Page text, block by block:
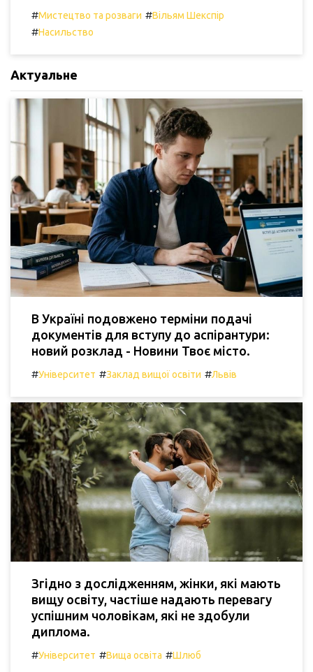
#Мистецтво та розваги #Вільям Шекспір
#Насильство
Актуальне
В Україні подовжено терміни подачі
документів для вступу до аспірантури:
новий розклад - Новини Твоє місто.
#Університет #Заклад вищої освіти #Львів
Згідно з дослідженням, жінки, які мають
вищу освіту, частіше надають перевагу
успішним чоловікам, які не здобули
диплома.
#Університет #Вища освіта #Шлюб